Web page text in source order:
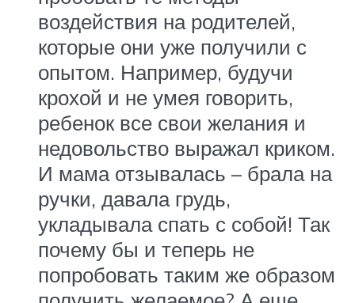
воздействия на родителей,
которые они уже получили с
опытом. Например, будучи
крохой и не умея говорить,
ребенок все свои желания и
недовольство выражал криком.
И мама отзывалась – брала на
ручки, давала грудь,
укладывала спать с собой! Так
почему бы и теперь не
попробовать таким же образом